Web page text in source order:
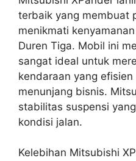
terbaik yang membuat
menikmati
Duren Tiga. Mobil ini
sangat ideal untuk
kendaraan yang
menunjang bisnis.
stabilitas suspensi
kondisi jalan.
Kelebihan Mitsubishi